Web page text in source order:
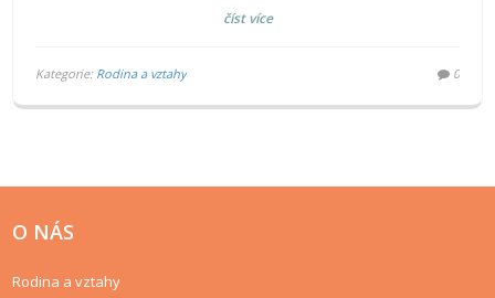
řadě představuje možnosti, které podpoří jak fyzickou tak
číst více
Kategorie: Rodina a vztahy 0
O NÁS
Rodina a vztahy